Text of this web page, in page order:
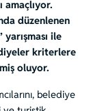
amaçlıyor.
düzenlenen
ile
kriterlere
oluyor.
belediye